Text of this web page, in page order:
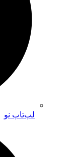
لپ‌تاپ نو